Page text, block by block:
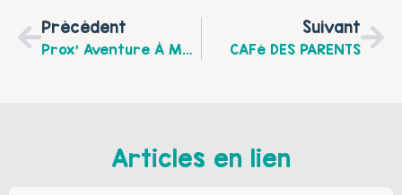
Précédent
Prox’ Aventure À Marles Les Mines
Suivant
CAFé DES PARENTS
Articles en lien